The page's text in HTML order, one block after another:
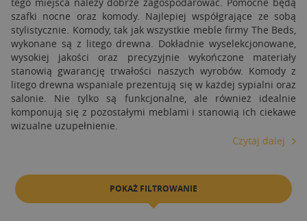
szafki nocne oraz komody. Najlepiej współgrające ze sobą
stylistycznie. Komody, tak jak wszystkie meble firmy The Beds,
wykonane są z litego drewna. Dokładnie wyselekcjonowane,
wysokiej jakości oraz precyzyjnie wykończone materiały
stanowią gwarancję trwałości naszych wyrobów. Komody z
litego drewna wspaniale prezentują się w każdej sypialni oraz
salonie. Nie tylko są funkcjonalne, ale również idealnie
komponują się z pozostałymi meblami i stanowią ich ciekawe
wizualne uzupełnienie.
Czytaj dalej
POKAŻ FILTROWANIE